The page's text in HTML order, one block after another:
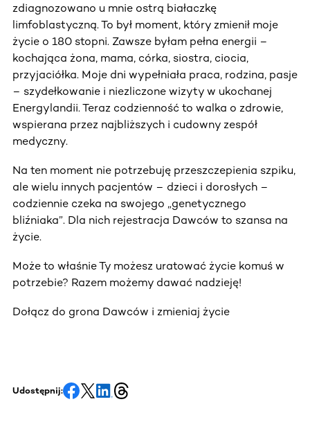
zdiagnozowano u mnie ostrą białaczkę
limfoblastyczną. To był moment, który zmienił moje
życie o 180 stopni. Zawsze byłam pełna energii –
kochająca żona, mama, córka, siostra, ciocia,
przyjaciółka. Moje dni wypełniała praca, rodzina, pasje
– szydełkowanie i niezliczone wizyty w ukochanej
Energylandii. Teraz codzienność to walka o zdrowie,
wspierana przez najbliższych i cudowny zespół
medyczny.
Na ten moment nie potrzebuję przeszczepienia szpiku,
ale wielu innych pacjentów – dzieci i dorosłych –
codziennie czeka na swojego „genetycznego
bliźniaka”. Dla nich rejestracja Dawców to szansa na
życie.
Może to właśnie Ty możesz uratować życie komuś w
potrzebie? Razem możemy dawać nadzieję!
Dołącz do grona Dawców i zmieniaj życie
Udostępnij: